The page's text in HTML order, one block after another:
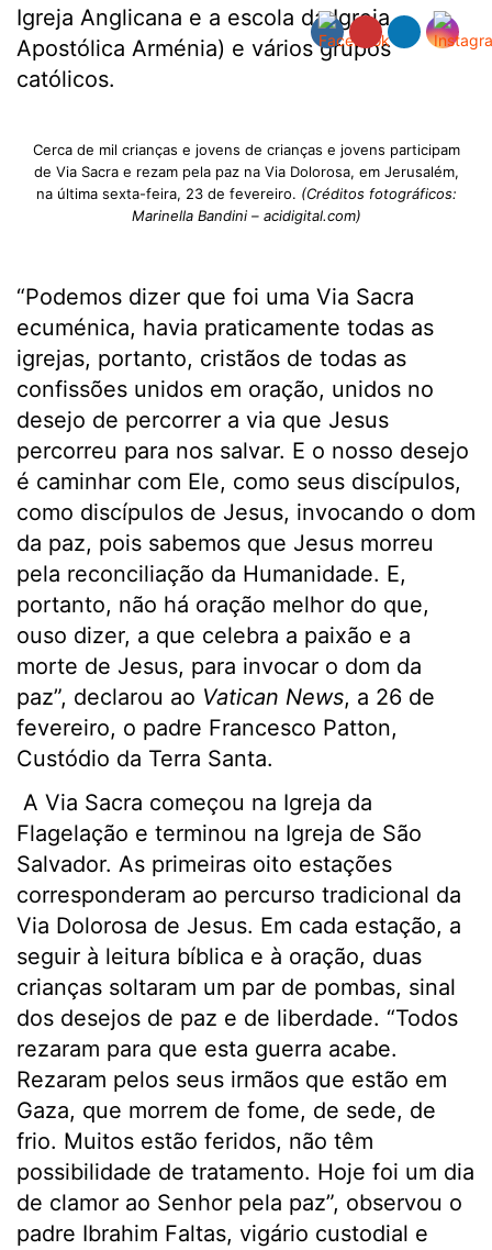
Igreja Anglicana e a escola da Igreja
Apostólica Arménia) e vários grupos
católicos.
Cerca de mil crianças e jovens de crianças e jovens participam
de Via Sacra e rezam pela paz na Via Dolorosa, em Jerusalém,
na última sexta-feira, 23 de fevereiro. (Créditos fotográficos:
Marinella Bandini – acidigital.com)
“Podemos dizer que foi uma Via Sacra
ecuménica, havia praticamente todas as
igrejas, portanto, cristãos de todas as
confissões unidos em oração, unidos no
desejo de percorrer a via que Jesus
percorreu para nos salvar. E o nosso desejo
é caminhar com Ele, como seus discípulos,
como discípulos de Jesus, invocando o dom
da paz, pois sabemos que Jesus morreu
pela reconciliação da Humanidade. E,
portanto, não há oração melhor do que,
ouso dizer, a que celebra a paixão e a
morte de Jesus, para invocar o dom da
paz”, declarou ao Vatican News, a 26 de
fevereiro, o padre Francesco Patton,
Custódio da Terra Santa.
A Via Sacra começou na Igreja da
Flagelação e terminou na Igreja de São
Salvador. As primeiras oito estações
corresponderam ao percurso tradicional da
Via Dolorosa de Jesus. Em cada estação, a
seguir à leitura bíblica e à oração, duas
crianças soltaram um par de pombas, sinal
dos desejos de paz e de liberdade. “Todos
rezaram para que esta guerra acabe.
Rezaram pelos seus irmãos que estão em
Gaza, que morrem de fome, de sede, de
frio. Muitos estão feridos, não têm
possibilidade de tratamento. Hoje foi um dia
de clamor ao Senhor pela paz”, observou o
padre Ibrahim Faltas, vigário custodial e